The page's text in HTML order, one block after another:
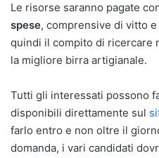
Le risorse saranno pagate
spese, comprensive di vitto
quindi il compito di ricercare
la migliore birra artigianale.
Tutti gli interessati possono
disponibili direttamente sul
farlo entro e non oltre il
domanda, i vari candidati